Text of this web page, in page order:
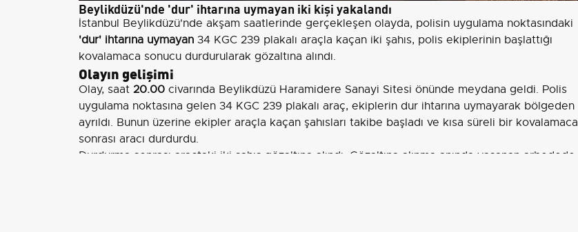
Beylikdüzü'nde 'dur' ihtarına uymayan iki kişi yakalandı
İstanbul Beylikdüzü'nde akşam saatlerinde gerçekleşen olayda, polisin uygulama noktasındaki
'dur' ihtarına uymayan 34 KGC 239 plakalı araçla kaçan iki şahıs, polis ekiplerinin başlattığı
kovalamaca sonucu durdurularak gözaltına alındı.
Olayın gelişimi
Olay, saat 20.00 civarında Beylikdüzü Haramidere Sanayi Sitesi önünde meydana geldi. Polis
uygulama noktasına gelen 34 KGC 239 plakalı araç, ekiplerin dur ihtarına uymayarak bölgeden
ayrıldı. Bunun üzerine ekipler araçla kaçan şahısları takibe başladı ve kısa süreli bir kovalamaca
sonrası aracı durdurdu.
Durdurma sonrası araçtaki iki şahıs gözaltına alındı. Gözaltına alınma anında yaşanan arbedede